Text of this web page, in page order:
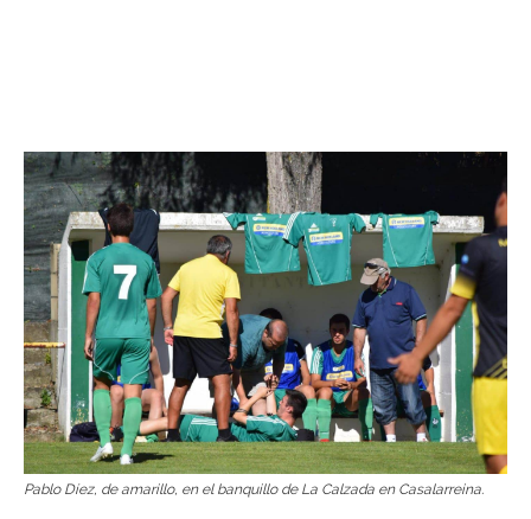
Pablo Díez, de amarillo, en el banquillo de La Calzada en Casalarreina.